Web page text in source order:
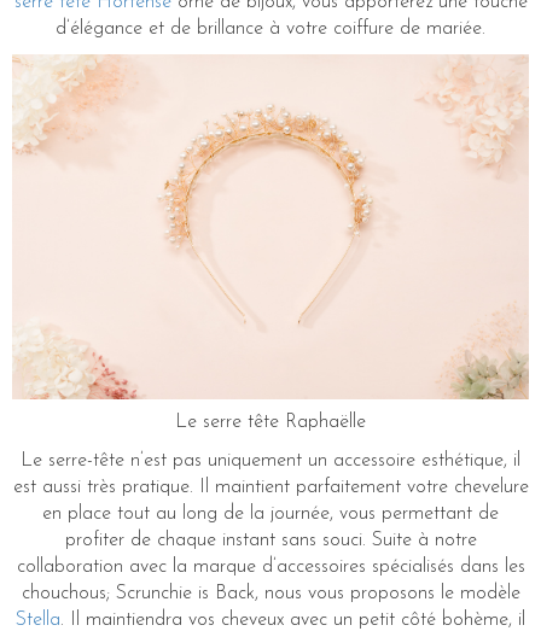
d’élégance et de brillance à votre coiffure de mariée.
Le serre tête Raphaëlle
Le serre-tête n’est pas uniquement un accessoire esthétique, il
est aussi très pratique. Il maintient parfaitement votre chevelure
en place tout au long de la journée, vous permettant de
profiter de chaque instant sans souci. Suite à notre
collaboration avec la marque d’accessoires spécialisés dans les
chouchous; Scrunchie is Back, nous vous proposons le modèle
Stella. Il maintiendra vos cheveux avec un petit côté bohème, il